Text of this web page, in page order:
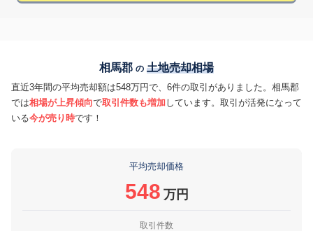
相馬郡 の 土地売却相場
直近3年間の平均売却額は548万円で、6件の取引がありました。相馬郡
では相場が上昇傾向で取引件数も増加しています。取引が活発になって
いる今が売り時です！
平均売却価格
548 万円
取引件数